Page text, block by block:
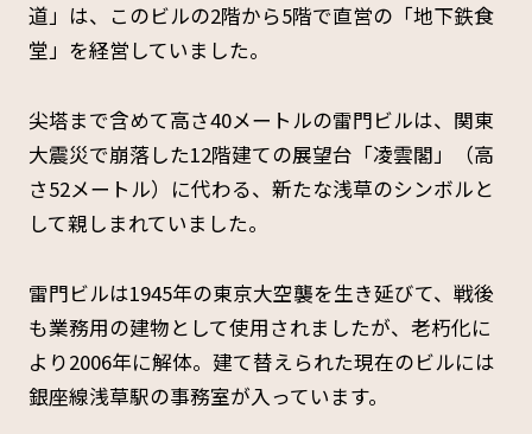
道」は、このビルの2階から5階で直営の「地下鉄食
堂」を経営していました。
尖塔まで含めて高さ40メートルの雷門ビルは、関東
大震災で崩落した12階建ての展望台「凌雲閣」（高
さ52メートル）に代わる、新たな浅草のシンボルと
して親しまれていました。
雷門ビルは1945年の東京大空襲を生き延びて、戦後
も業務用の建物として使用されましたが、老朽化に
より2006年に解体。建て替えられた現在のビルには
銀座線浅草駅の事務室が入っています。